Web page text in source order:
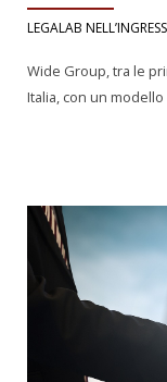
LEGALAB
Wide Group, tra le
Italia, con un